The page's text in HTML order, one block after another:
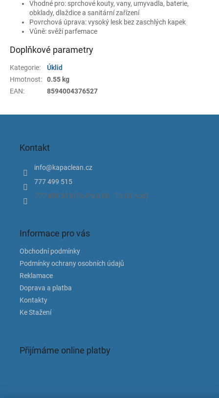
Vhodné pro: sprchové kouty, vany, umyvadla, baterie,
obklady, dlaždice a sanitární zařízení
Povrchová úprava: vysoký lesk bez zaschlých kapek
Vůně: svěží parfemace
Doplňkové parametry
Kategorie:
Úklid
Hmotnost:
0.55 kg
EAN: 8594004376527
Kontakt
info@kapaclean.cz
777 499 515
777 499 515 (Po-Pá 8.00 - 15.00 hod).
Informace pro vás
Obchodní podmínky
Podmínky ochrany osobních údajů
Reklamace
Doprava a platba
Kontakty
Ke Stažení
Přijímáme online platby